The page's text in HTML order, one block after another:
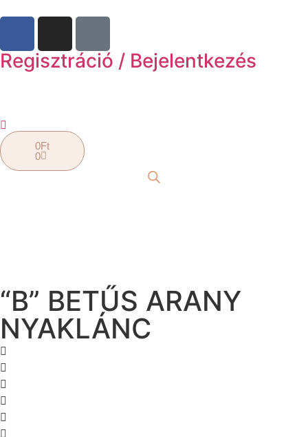
Regisztráció / Bejelentkezés
0Ft
0
“B” BETŰS ARANY
NYAKLÁNC